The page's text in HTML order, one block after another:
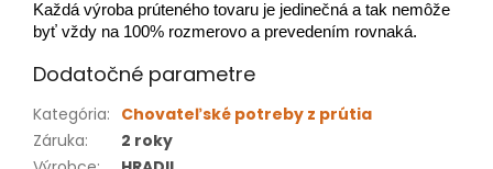
Každá výroba prúteného tovaru je jedinečná a tak nemôže
byť vždy na 100% rozmerovo a prevedením rovnaká.
Dodatočné parametre
Kategória: Chovateľské potreby z prútia
Záruka:
2 roky